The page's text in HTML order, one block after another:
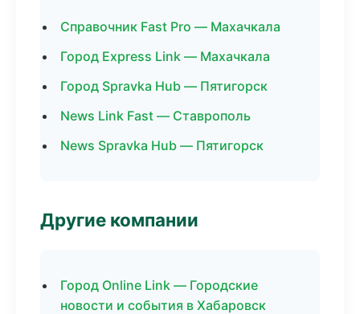
Справочник Fast Pro — Махачкала
Город Express Link — Махачкала
Город Spravka Hub — Пятигорск
News Link Fast — Ставрополь
News Spravka Hub — Пятигорск
Другие компании
Город Online Link — Городские
новости и события в Хабаровск